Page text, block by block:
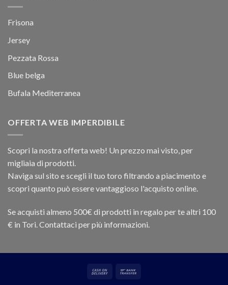
Frisona
Jersey
Pezzata Rossa
Blue belga
Bufala Mediterranea
OFFERTA WEB IMPERDIBILE
Scopri la nostra offerta web! Un prezzo mai visto, per
migliaia di prodotti.
Naviga sul sito e scegli il tuo toro filtrando a piacimento e
scopri quanto può essere vantaggioso l'acquisto online.
Se acquisti almeno 500€ di prodotti in regalo per te altri 100
€ in Tori. Contattaci per più informazioni.